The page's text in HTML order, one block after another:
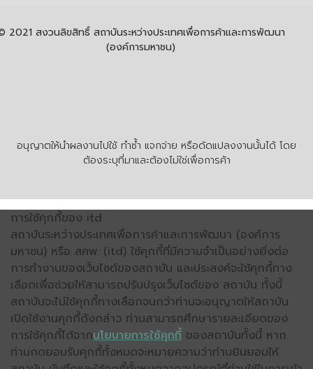
อนุญาตให้นำผลงานไปใช้ ทำซ้ำ แจกจ่าย หรือดัดแปลงงานนั้นได้ โดย
ต้องระบุที่มาและต้องไม่ใช่เพื่อการค้า
2021 สงวนลิขสิทธิ์ สถาบันระหว่างประเทศเพื่อการค้าและการพัฒนา
(องค์การมหาชน)
การใช้คุกกี้ของ itd
สถาบันระหว่างประเทศเพื่อการค้าและการพัฒนา (องค์การ
มหาชน) หรือ สคพ. (itd) ใช้คุกกี้ที่มีความจำเป็นอย่างยิ่งต่อ
การทำงานของเว็บไซต์ของสถาบัน และประสงค์จะใช้คุกกี้ทาง
เลือกเพื่อช่วยให้สามารถปรับปรุงเว็บไซต์ของ สถาบัน ทั้งนี้
สถาบันจะไม่ใช้คุกกี้ทางเลือกจนกว่าท่านจะอนุญาตให้สถาบัน
เปิดใช้งานคุกกี้ดังกล่าว ท่านสามารถศึกษารายละเอียดของ
การใช้คุกกี้ได้จากนโยบายการใช้คุกกี้ ของสถาบันทั้งนี้ หาก
ท่านกดยอมรับคุกกี้ทั้งหมดจะหมายความว่าท่านยินยอมให้